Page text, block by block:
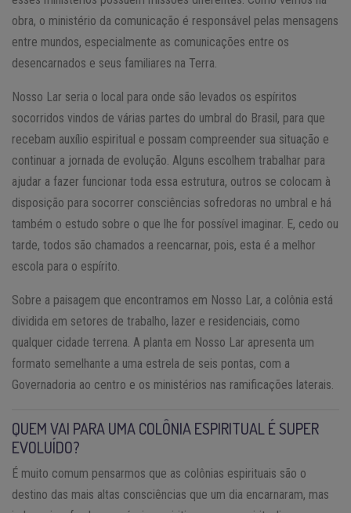
obra, o ministério da comunicação é responsável pelas mensagens
entre mundos, especialmente as comunicações entre os
desencarnados e seus familiares na Terra.
Nosso Lar seria o local para onde são levados os espíritos
socorridos vindos de várias partes do umbral do Brasil, para que
recebam auxílio espiritual e possam compreender sua situação e
continuar a jornada de evolução. Alguns escolhem trabalhar para
ajudar a fazer funcionar toda essa estrutura, outros se colocam à
disposição para socorrer consciências sofredoras no umbral e há
também o estudo sobre o que lhe for possível imaginar. E, cedo ou
tarde, todos são chamados a reencarnar, pois, esta é a melhor
escola para o espírito.
Sobre a paisagem que encontramos em Nosso Lar, a colônia está
dividida em setores de trabalho, lazer e residenciais, como
qualquer cidade terrena. A planta em Nosso Lar apresenta um
formato semelhante a uma estrela de seis pontas, com a
Governadoria ao centro e os ministérios nas ramificações laterais.
QUEM VAI PARA UMA COLÔNIA ESPIRITUAL É SUPER
EVOLUÍDO?
É muito comum pensarmos que as colônias espirituais são o
destino das mais altas consciências que um dia encarnaram, mas